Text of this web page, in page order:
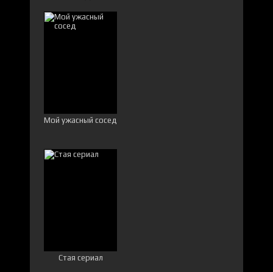
Мой ужасный сосед
Стая сериал